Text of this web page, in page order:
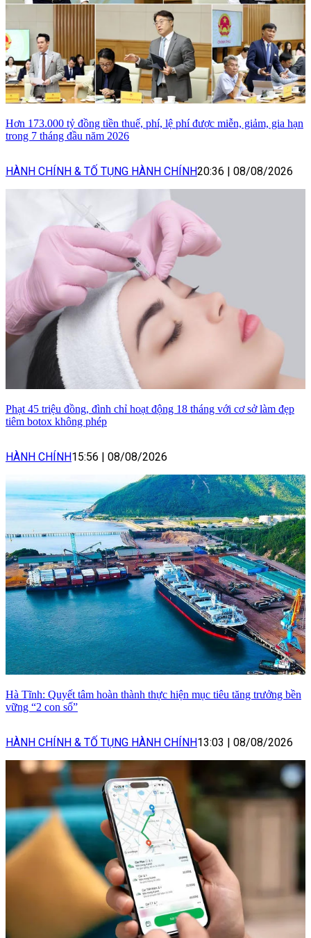
Hơn 173.000 tỷ đồng tiền thuế, phí, lệ phí được miễn, giảm, gia hạn
trong 7 tháng đầu năm 2026
HÀNH CHÍNH & TỐ TỤNG HÀNH CHÍNH20:36 | 08/08/2026
Phạt 45 triệu đồng, đình chỉ hoạt động 18 tháng với cơ sở làm đẹp
tiêm botox không phép
HÀNH CHÍNH15:56 | 08/08/2026
Hà Tĩnh: Quyết tâm hoàn thành thực hiện mục tiêu tăng trưởng bền
vững “2 con số”
HÀNH CHÍNH & TỐ TỤNG HÀNH CHÍNH13:03 | 08/08/2026